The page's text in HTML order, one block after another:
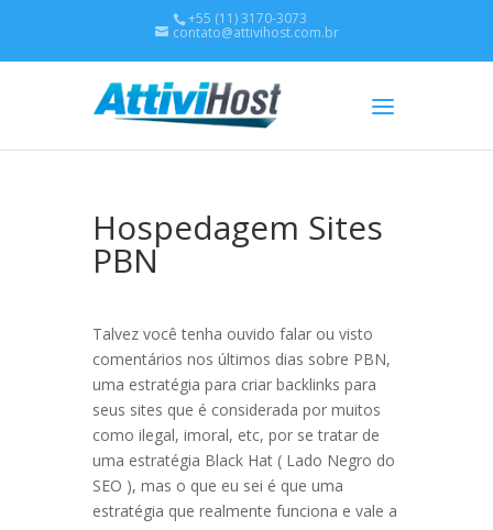
+55 (11) 3170-3073
contato@attivihost.com.br
Hospedagem Sites
PBN
Talvez você tenha ouvido falar ou visto
comentários nos últimos dias sobre PBN,
uma estratégia para criar backlinks para
seus sites que é considerada por muitos
como ilegal, imoral, etc, por se tratar de
uma estratégia Black Hat ( Lado Negro do
SEO ), mas o que eu sei é que uma
estratégia que realmente funciona e vale a